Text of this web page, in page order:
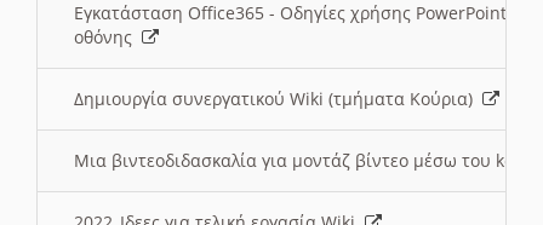
Εγκατάσταση Office365 - Οδηγίες χρήσης PowerPoint
οθόνης
Δημιουργία συνεργατικού Wiki (τμήματα Κούρια)
Μια βιντεοδιδασκαλία για μοντάζ βίντεο μέσω του